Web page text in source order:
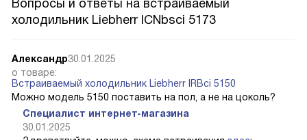
Вопросы и ответы на встраиваемый
холодильник Liebherr ICNbsci 5173
Александр30.01.2025
о товаре:
Встраиваемый холодильник Liebherr IRBci 5150
Можно модель 5150 поставить на пол, а не на цоколь?
Специалист интернет-магазина
30.01.2025